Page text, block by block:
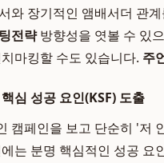
와 장기적인 앰배서더 관
전략방향성을 엿볼 수 있
마킹할 수도 있습니다. 주
심 성공 요인(KSF) 도출
캠페인을 보고 단순히 '저
는 분명 핵심적인 성공